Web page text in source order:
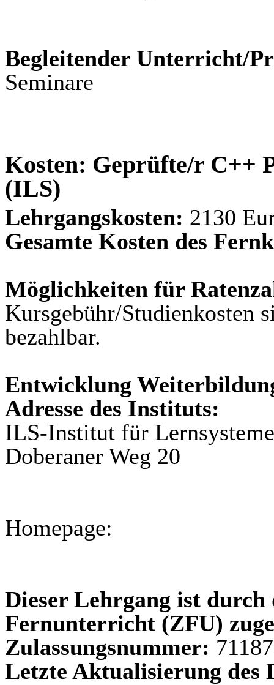
Begleitender Unterricht/
Seminare
Kosten: Geprüfte/r C++
(ILS)
Lehrgangskosten: 2130
Gesamte Kosten des
Möglichkeiten für
Kursgebühr/Studienkosten
bezahlbar.
Entwicklung
Adresse des Instituts:
ILS-Institut für
Doberaner Weg 20
Homepage:
Dieser Lehrgang ist
Fernunterricht (ZFU)
Zulassungsnummer:
Letzte Aktualisierung des